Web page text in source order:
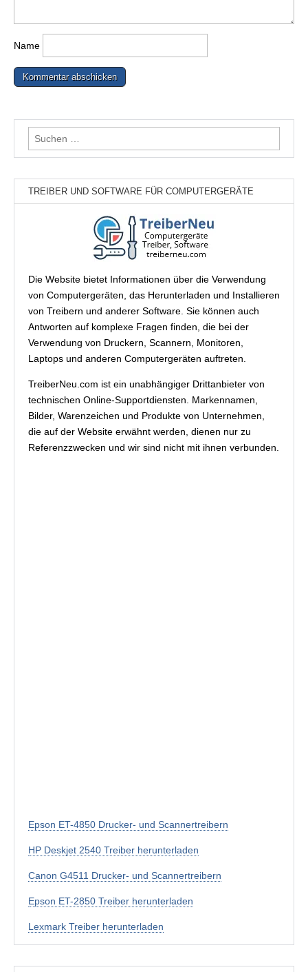
Name
Suchen
nach:
TREIBER UND SOFTWARE FÜR COMPUTERGERÄTE
Die Website bietet Informationen über die Verwendung
von Computergeräten, das Herunterladen und Installieren
von Treibern und anderer Software. Sie können auch
Antworten auf komplexe Fragen finden, die bei der
Verwendung von Druckern, Scannern, Monitoren,
Laptops und anderen Computergeräten auftreten.
TreiberNeu.com ist ein unabhängiger Drittanbieter von
technischen Online-Supportdiensten. Markennamen,
Bilder, Warenzeichen und Produkte von Unternehmen,
die auf der Website erwähnt werden, dienen nur zu
Referenzzwecken und wir sind nicht mit ihnen verbunden.
Epson ET-4850 Drucker- und Scannertreibern
HP Deskjet 2540 Treiber herunterladen
Canon G4511 Drucker- und Scannertreibern
Epson ET-2850 Treiber herunterladen
Lexmark Treiber herunterladen